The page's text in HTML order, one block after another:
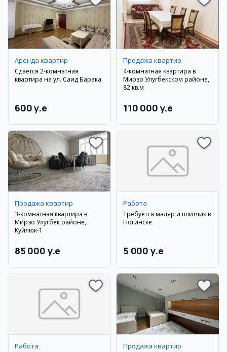
Аренда квартир
Сдаётся 2-комнатная
квартира на ул. Саид Барака
600 y.e
Продажа квартир
4-комнатная квартира в
Мирзо Улугбекском районе,
82 кв.м
110 000 y.e
Продажа квартир
3-комнатная квартира в
Мирзо Улугбек районе,
Куйлюк-1
85 000 y.e
Работа
Требуется маляр и плитчик в
Ногинске
5 000 y.e
Работа Продажа квартир